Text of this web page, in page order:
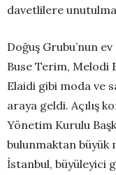
davetlilere
Doğuş Grubu’nun
Buse Terim, Melodi
Elaidi gibi moda ve
araya geldi. Açılış
Yönetim Kurulu
bulunmaktan büyük
İstanbul, büyüleyici